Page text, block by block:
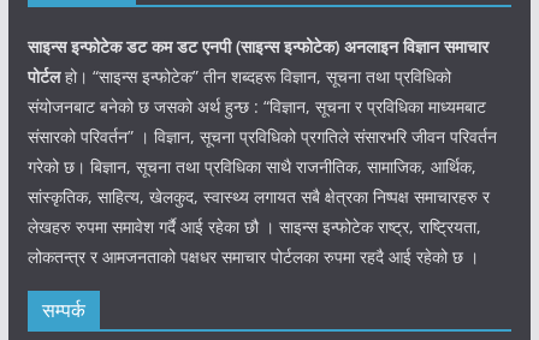
साइन्स इन्फोटेक डट कम डट एनपी (साइन्सइन्फोटेक) अनलाइन विज्ञान समाचार
पोर्टलहो। “साइन्स इन्फोटेक” तीन शब्दहरू विज्ञान, सूचना तथा प्रविधिको
संयोजनबाट बनेको छ जसको अर्थ हुन्छ : “विज्ञान, सूचना र प्रविधिका माध्यमबाट
संसारको परिवर्तन” । विज्ञान, सूचना प्रविधिको प्रगतिले संसारभरि जीवन परिवर्तन
गरेको छ। बिज्ञान, सूचना तथा प्रविधिका साथै राजनीतिक, सामाजिक, आर्थिक,
सांस्कृतिक, साहित्य, खेलकुद, स्वास्थ्य लगायत सबै क्षेत्रका निष्पक्ष समाचारहरु र
लेखहरु रुपमा समावेश गर्दै आई रहेका छौ । साइन्स इन्फोटेक राष्ट्र, राष्ट्रियता,
लोकतन्त्र र आमजनताको पक्षधर समाचार पोर्टलका रुपमा रहदै आई रहेको छ ।
सम्पर्क